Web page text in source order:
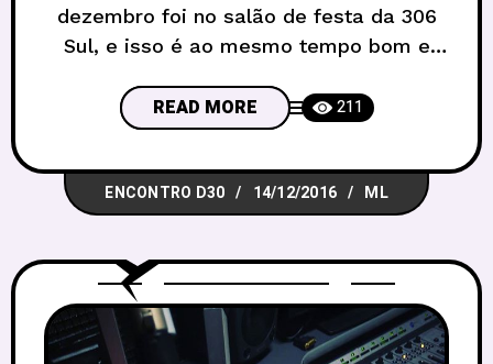
dezembro foi no salão de festa da 306
Sul, e isso é ao mesmo tempo bom e
reencontrou com o salão que nos acolhia
até 2010, foi super familiar, e deu tempo
para conversar com todo mundo e rever
os amigos,
READ MORE 211
ENCONTRO D30 14/12/2016 ML